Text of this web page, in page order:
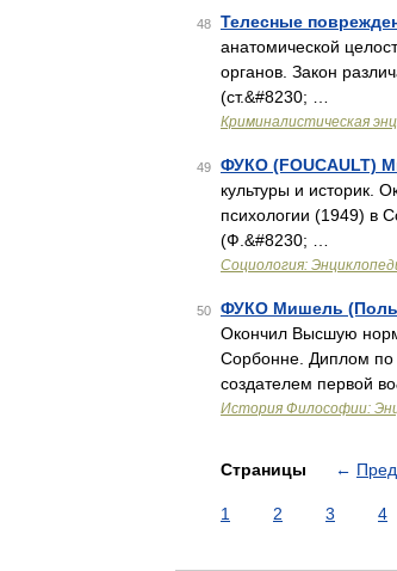
48 Телесные
анатомической
органов. Закон
(ст.&#8230; …
Криминалистическая
49 ФУКО (FOUCAULT)
культуры и историк.
психологии (1949) в
(Ф.&#8230; …
Социология:
50 ФУКО Мишель
Окончил Высшую
Сорбонне. Диплом по
создателем первой
История Философии:
Страницы ←
1 2 3 4